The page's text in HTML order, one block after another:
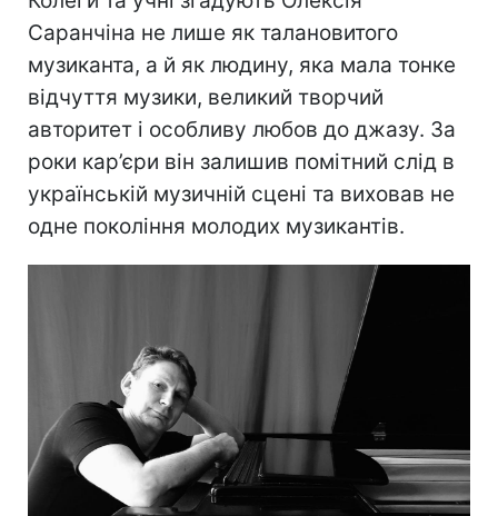
Саранчіна не лише як талановитого
музиканта, а й як людину, яка мала тонке
відчуття музики, великий творчий
авторитет і особливу любов до джазу. За
роки кар’єри він залишив помітний слід в
українській музичній сцені та виховав не
одне покоління молодих музикантів.